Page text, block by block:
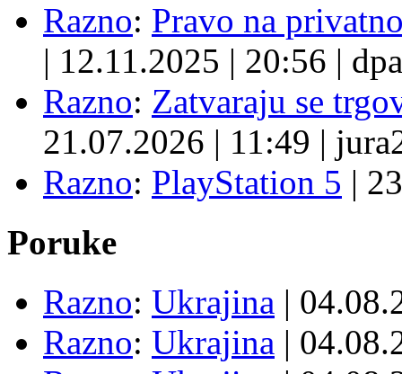
Razno: Pravo na
| 12.11.2025 | 20:56 |
Razno: Zatvaraju se
21.07.2026 | 11:49 |
Razno: PlayStation 5 |
Poruke
Razno: Ukrajina |
Razno: Ukrajina |